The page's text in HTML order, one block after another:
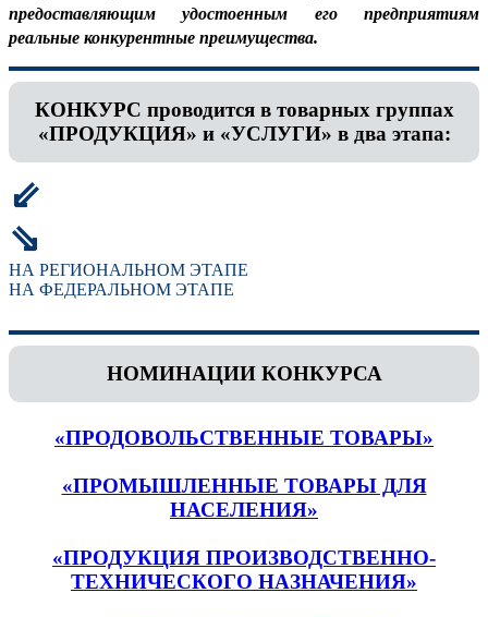
предоставляющим удостоенным его предприятиям
реальные конкурентные преимущества.
КОНКУРС проводится в товарных группах
«ПРОДУКЦИЯ» и «УСЛУГИ» в два этапа:
⇙
⇘
НА РЕГИОНАЛЬНОМ ЭТАПЕ
НА ФЕДЕРАЛЬНОМ ЭТАПЕ
НОМИНАЦИИ КОНКУРСА
«ПРОДОВОЛЬСТВЕННЫЕ ТОВАРЫ»
«ПРОМЫШЛЕННЫЕ ТОВАРЫ ДЛЯ
НАСЕЛЕНИЯ»
«ПРОДУКЦИЯ ПРОИЗВОДСТВЕННО-
ТЕХНИЧЕСКОГО НАЗНАЧЕНИЯ»